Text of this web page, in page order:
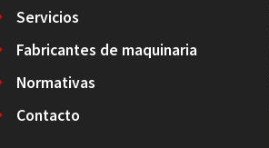
Servicios
Fabricantes de maquinaria
Normativas
Contacto